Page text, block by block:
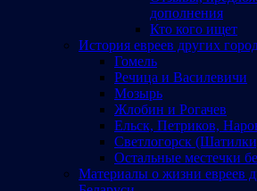
дополнения
Кто кого ищет
История евреев других
Гомель
Речица и Василевичи
Мозырь
Жлобин и Рогачев
Ельск, Петриков,
Светлогорск
Остальные местечки
Материалы о жизни евреев